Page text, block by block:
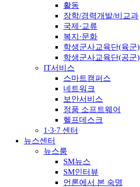
활동
장학/경력개발/비교과
국제·교류
복지·문화
학생군사교육단(육군)
학생군사교육단(공군)
IT서비스
스마트캠퍼스
네트워크
보안서비스
정품 소프트웨어
헬프데스크
1·3·7 센터
뉴스센터
뉴스룸
SM뉴스
SM인터뷰
언론에서 본 숙명